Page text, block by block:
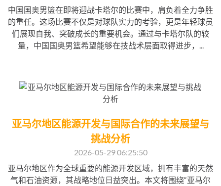
中国国奥男篮在即将迎战卡塔尔的比赛中，肩负着全力争胜
的重任。这场比赛不仅是对球队实力的考验，更是年轻球员
们展现自我、突破成长的重要机会。通过与卡塔尔队的较
量，中国国奥男篮希望能够在技战术层面取得进步，...
亚马尔地区能源开发与国际合作的未来展望与
挑战分析
2026-05-29 06:25:50
亚马尔地区作为全球重要的能源开发区域，拥有丰富的天然
气和石油资源，其战略地位日益突出。本文将围绕“亚马尔